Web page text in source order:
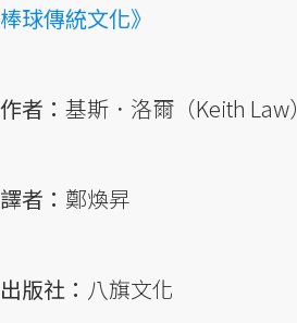
棒球傳統文化》
作者： 基斯．洛爾（Keith Law）
譯者： 鄭煥昇
出版社： 八旗文化